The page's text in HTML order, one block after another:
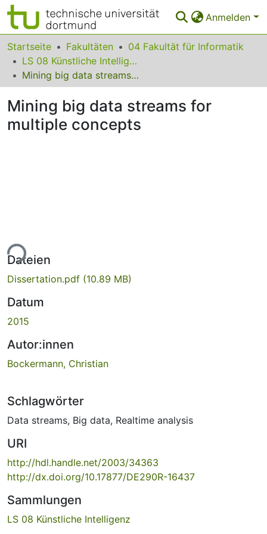
Anmelden
Bereiche & Sammlungen
Das gesamte Repositorium
Startseite Fakultäten
04 Fakultät für Informatik
LS 08 Künstliche Intelligenz
Mining big data streams for multiple concepts
Mining big data streams for
multiple concepts
Dateien
Dissertation.pdf (10.89 MB)
Datum
2015
Autor:innen
Bockermann, Christian
Schlagwörter
Data streams, Big data, Realtime analysis
URI
http://hdl.handle.net/2003/34363
http://dx.doi.org/10.17877/DE290R-16437
Sammlungen
LS 08 Künstliche Intelligenz